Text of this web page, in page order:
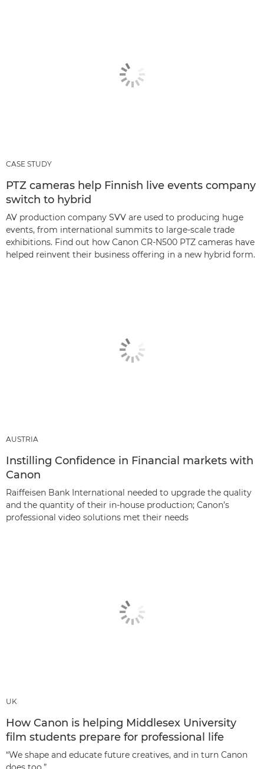
CASE STUDY
PTZ cameras help Finnish live events company
switch to hybrid
AV production company SVV are used to producing huge
events, from international summits to large-scale trade
exhibitions. Find out how Canon CR-N500 PTZ cameras have
helped reinvent their business offering in a new hybrid form.
AUSTRIA
Instilling Confidence in Financial markets with
Canon
Raiffeisen Bank International needed to upgrade the quality
and the quantity of their in-house production; Canon’s
professional video solutions met their needs
UK
How Canon is helping Middlesex University
film students prepare for professional life
“We shape and educate future creatives, and in turn Canon